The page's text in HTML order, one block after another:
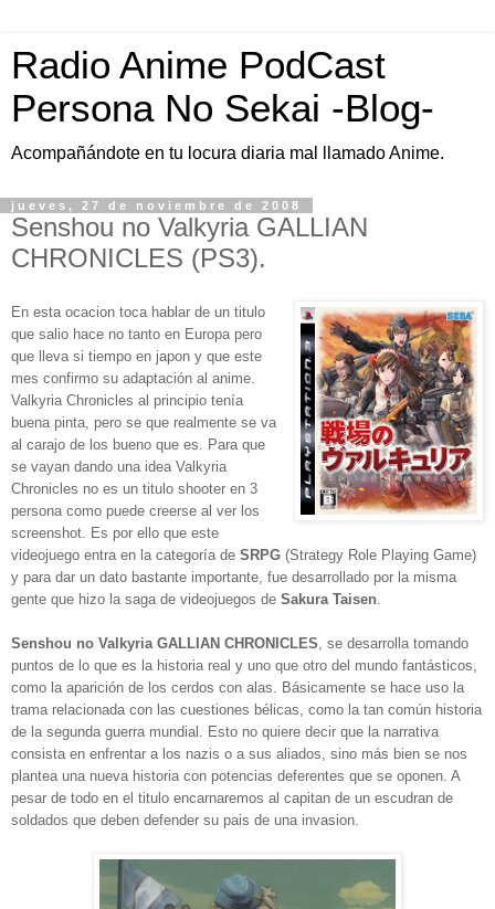
Radio Anime PodCast
Persona No Sekai -Blog-
Acompañándote en tu locura diaria mal llamado Anime.
jueves, 27 de noviembre de 2008
Senshou no Valkyria GALLIAN
CHRONICLES (PS3).
En esta ocacion toca hablar de un titulo
que salio hace no tanto en Europa pero
que lleva si tiempo en japon y que este
mes confirmo su adaptación al anime.
Valkyria Chronicles al principio tenía
buena pinta, pero se que realmente se va
al carajo de los bueno que es. Para que
se vayan dando una idea Valkyria
Chronicles no es un titulo shooter en 3
persona como puede creerse al ver los
screenshot. Es por ello que este
videojuego entra en la categoría de SRPG (Strategy Role Playing Game)
y para dar un dato bastante importante, fue desarrollado por la misma
gente que hizo la saga de videojuegos de Sakura Taisen
Senshou no Valkyria GALLIAN CHRONICLES , se desarrolla tomando
puntos de lo que es la historia real y uno que otro del mundo fantásticos,
como la aparición de los cerdos con alas. Básicamente se hace uso la
trama relacionada con las cuestiones bélicas, como la tan común historia
de la segunda guerra mundial. Esto no quiere decir que la narrativa
consista en enfrentar a los nazis o a sus aliados, sino más bien se nos
plantea una nueva historia con potencias deferentes que se oponen. A
pesar de todo en el titulo encarnaremos al capitan de un escudran de
soldados que deben defender su pais de una invasion.